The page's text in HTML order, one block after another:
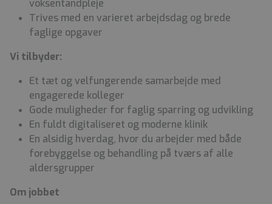
voksentandpleje
Trives med en varieret arbejdsdag og brede
faglige opgaver
Vi tilbyder:
Et tæt og velfungerende samarbejde med
engagerede kolleger
Gode muligheder for faglig sparring og udvikling
En fuldt digitaliseret og moderne klinik
En alsidig hverdag, hvor du arbejder med både
forebyggelse og behandling på tværs af alle
aldersgrupper
Om jobbet